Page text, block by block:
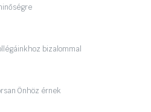
bizalommal
Önhöz érnek